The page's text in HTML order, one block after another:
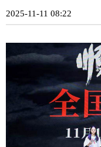
2025-11-11 08:22